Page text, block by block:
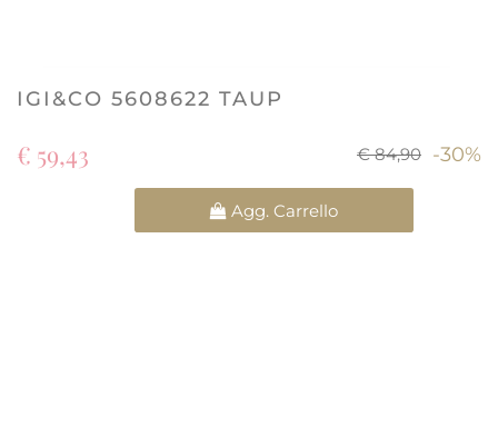
IGI&CO 5608622 TAUP
€ 84,90 -30%
€ 59,43
Agg. Carrello